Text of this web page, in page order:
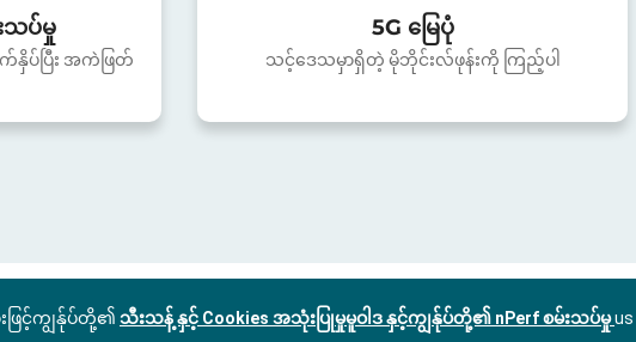
သပ်မှု
ပ်ပြီး အကဲဖြတ်
5G မြေပုံ
သင့်ဒေသမှာရှိတဲ့ မိုဘိုင်းလ်ဖုန်းကို ကြည့်ပါ
ဖြင့်ကျွန်ုပ်တို့၏ သီးသန့် နှင့် Cookies အသုံးပြုမှုမူဝါဒ နှင့်ကျွန်ုပ်တို့၏ nPerf စမ်းသပ်မှုus